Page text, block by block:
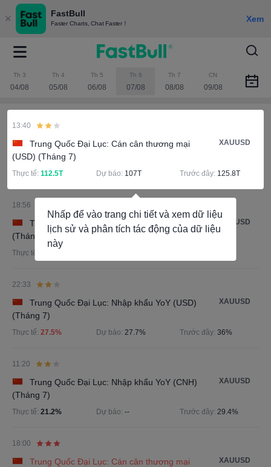
FastBull
Faster Charts, Chat Faster！ Xem
Th 3
04/08
Th 4
05/08
Th 5
06/08
Th 6
07/08
Th 7
08/08
CN
09/08
13:40
Trung Quốc Đại Lục: Cán cân thương mại
(USD) (Tháng 7)
XAUUSD
Thực tế: 112.5T Dự báo: 107T Trước đây: 125.8T
18:56
Trung Quốc Đại Lục: Xuất khẩu YoY (USD)
(Tháng 7)
XAUUSD
Thực tế:
22:33
Trung Quốc Đại Lục: Nhập khẩu YoY (USD)
(Tháng 7)
XAUUSD
Thực tế: 27.5% Dự báo: 27.7% Trước đây: 36%
11:20
Trung Quốc Đại Lục: Nhập khẩu YoY (CNH)
(Tháng 7)
XAUUSD
Thực tế: 21.2% Dự báo: -- Trước đây: 29.4%
18:00
Trung Quốc Đại Lục: Cán cân thương mại
XAUUSD
Nhấp để vào trang chi tiết và xem dữ liệu
lịch sử và phân tích tác động của dữ liệu
này